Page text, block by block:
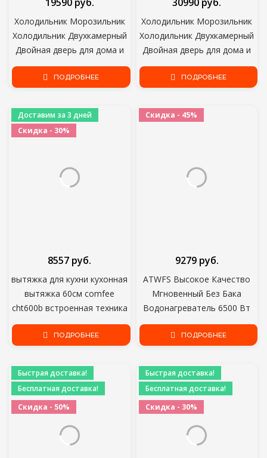
Холодильник Морозильник
Холодильник Двухкамерный
Двойная дверь для дома и
кухни Основной прибор Для
хранения продуктов Stinol
ПОДРОБНЕЕ
Холодильник Морозильник
Холодильник Двухкамерный
Двойная дверь для дома и
кухни Основной прибор для
хранения пищевых
ПОДРОБНЕЕ
Доставим за 3 дней
Скидка - 30%
вытяжка для кухни кухонная
вытяжка 60см comfee
cht600b встроенная техника
под шкаф ширина 60 см 300
м3 / ч 2 скорости, 1 мотор 2
рециркуляции вытяжка
встроенная техника фары
нержавеющая сталь
8557 руб.
ПОДРОБНЕЕ
Скидка - 45%
ATWFS Высокое Качество
Мгновенный Без Бака
Водонагреватель 6500 Вт
220 В Термостат
Индукционный Нагреватель
Нагреватели Душ
9279 руб.
ПОДРОБНЕЕ
Быстрая доставка!
Бесплатная доставка!
Скидка - 50%
Быстрая доставка!
Бесплатная доставка!
Скидка - 30%